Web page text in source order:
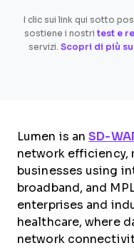
I clic sui link qui sotto
sostiene i nostri test e
servizi. Scopri di più
Lumen is anSD-
network efficiency,
businesses using
broadband, and
enterprises and
healthcare, where
network